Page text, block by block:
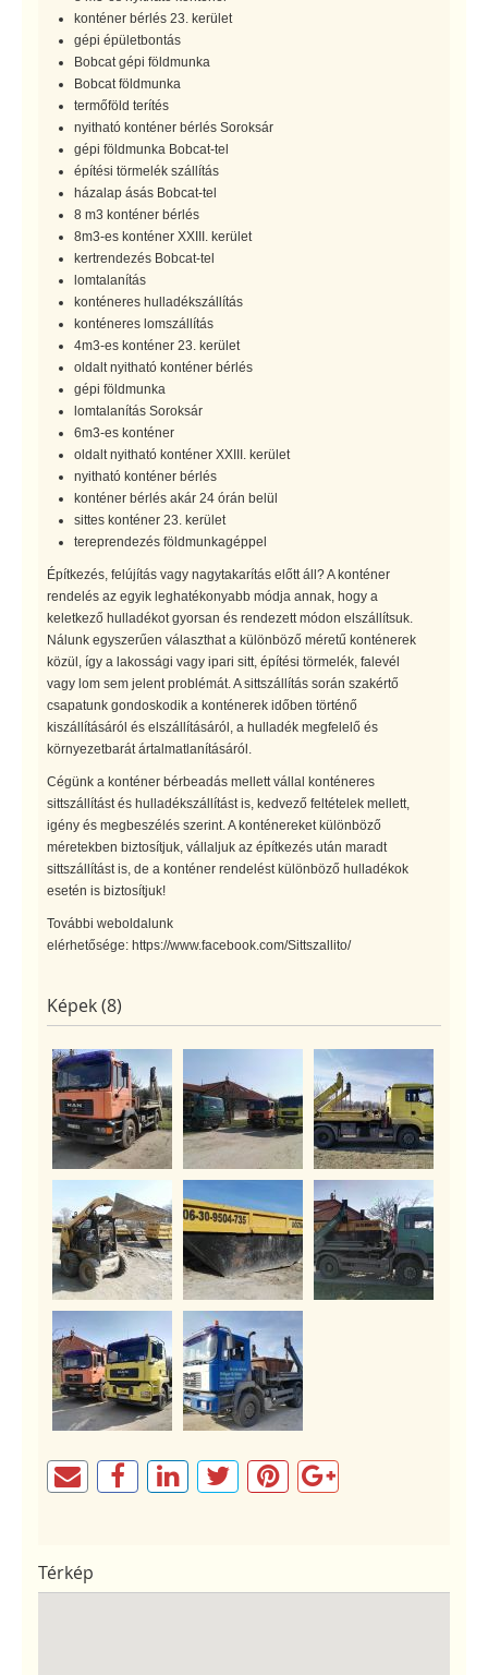
konténer bérlés 23. kerület
gépi épületbontás
Bobcat gépi földmunka
Bobcat földmunka
termőföld terítés
nyitható konténer bérlés Soroksár
gépi földmunka Bobcat-tel
építési törmelék szállítás
házalap ásás Bobcat-tel
8 m3 konténer bérlés
8m3-es konténer XXIII. kerület
kertrendezés Bobcat-tel
lomtalanítás
konténeres hulladékszállítás
konténeres lomszállítás
4m3-es konténer 23. kerület
oldalt nyitható konténer bérlés
gépi földmunka
lomtalanítás Soroksár
6m3-es konténer
oldalt nyitható konténer XXIII. kerület
nyitható konténer bérlés
konténer bérlés akár 24 órán belül
sittes konténer 23. kerület
tereprendezés földmunkagéppel
Építkezés, felújítás vagy nagytakarítás előtt áll? A konténer
rendelés az egyik leghatékonyabb módja annak, hogy a
keletkező hulladékot gyorsan és rendezett módon elszállítsuk.
Nálunk egyszerűen választhat a különböző méretű konténerek
közül, így a lakossági vagy ipari sitt, építési törmelék, falevél
vagy lom sem jelent problémát. A sittszállítás során szakértő
csapatunk gondoskodik a konténerek időben történő
kiszállításáról és elszállításáról, a hulladék megfelelő és
környezetbarát ártalmatlanításáról.
Cégünk a konténer bérbeadás mellett vállal konténeres
sittszállítást és hulladékszállítást is, kedvező feltételek mellett,
igény és megbeszélés szerint. A konténereket különböző
méretekben biztosítjuk, vállaljuk az építkezés után maradt
sittszállítást is, de a konténer rendelést különböző hulladékok
esetén is biztosítjuk!
További weboldalunk
elérhetősége: https://www.facebook.com/Sittszallito/
Képek (8)
Térkép